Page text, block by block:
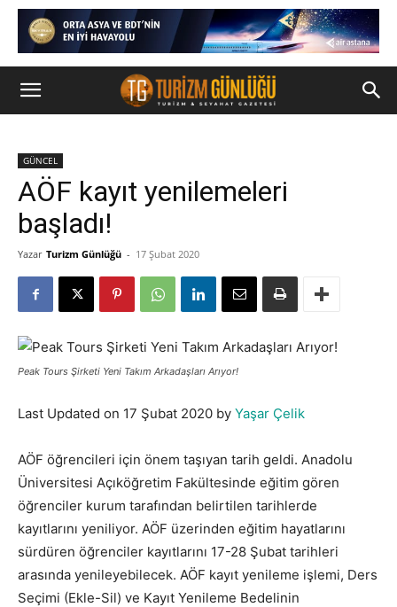
GÜNCEL
AÖF kayıt yenilemeleri
başladı!
Yazar Turizm Günlüğü - 17 Şubat 2020
Peak Tours Şirketi Yeni Takım Arkadaşları Arıyor!
Last Updated on 17 Şubat 2020 by Yaşar Çelik
AÖF öğrencileri için önem taşıyan tarih geldi. Anadolu
Üniversitesi Açıköğretim Fakültesinde eğitim gören
öğrenciler kurum tarafından belirtilen tarihlerde
kayıtlarını yeniliyor. AÖF üzerinden eğitim hayatlarını
sürdüren öğrenciler kayıtlarını 17-28 Şubat tarihleri
arasında yenileyebilecek. AÖF kayıt yenileme işlemi, Ders
Seçimi (Ekle-Sil) ve Kayıt Yenileme Bedelinin